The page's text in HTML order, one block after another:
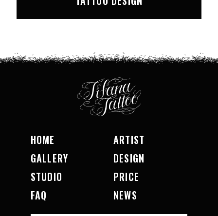
HOME
ARTIST
GALLERY
DESIGN
STUDIO
PRICE
FAQ
NEWS